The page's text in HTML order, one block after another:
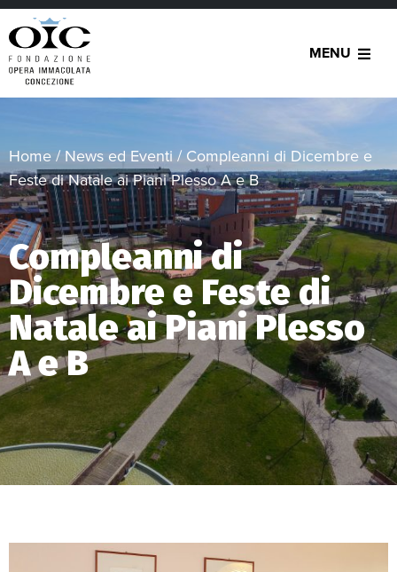
MENU
Home /News ed Eventi/Compleanni di Dicembre e
Feste di Natale ai Piani Plesso A e B
Compleanni di
Dicembre e Feste di
Natale ai Piani Plesso
A e B